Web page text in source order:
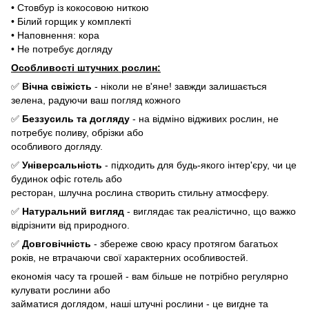
• Стовбур із кокосовою ниткою
• Білий горщик у комплекті
• Наповнення: кора
• Не потребує догляду
Особливості штучних рослин:
✅ Вічна свіжість - ніколи не в'яне! завжди залишається
зелена, радуючи ваш погляд кожного
✅ Беззусиль та догляду - на відміно відживих рослин, не
потребує поливу, обрізки або
особливого догляду.
✅ Універсальність - підходить для будь-якого інтер'єру, чи це
будинок офіс готель або
ресторан, шлучна рослина створить стильну атмосферу.
✅ Натуральний вигляд - виглядає так реалістично, що важко
відрізнити від природного.
✅ Довговічність - збереже свою красу протягом багатьох
років, не втрачаючи свої характерних особливостей.
економія часу та грошей - вам більше не потрібно регулярно
кулувати рослини або
займатися доглядом, наші штучні рослини - це вигдне та